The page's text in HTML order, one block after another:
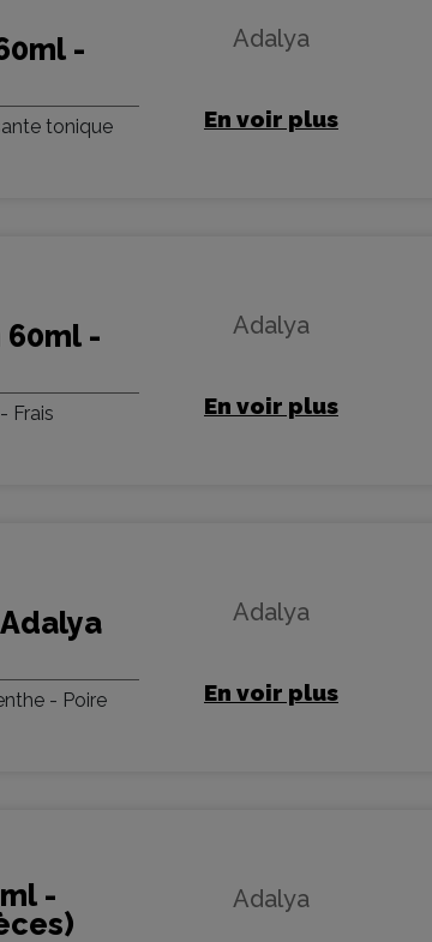
-
tonique
Adalya
En voir plus
60ml -
Frais
Adalya
En voir plus
- Poire
Adalya
En voir plus
-
Adalya